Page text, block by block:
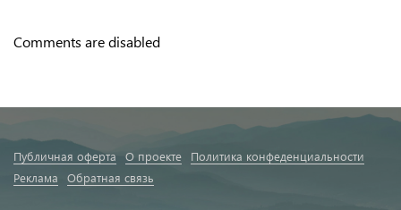
Comments are disabled
Публичная оферта О проекте
Политика конфеденциальности
Реклама
Обратная связь